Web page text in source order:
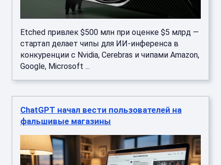
Etched привлек $500 млн при оценке $5 млрд —
стартап делает чипы для ИИ-инференса в
конкуренции с Nvidia, Cerebras и чипами Amazon,
Google, Microsoft ...
ChatGPT начал вести пользователей на
фальшивые магазины